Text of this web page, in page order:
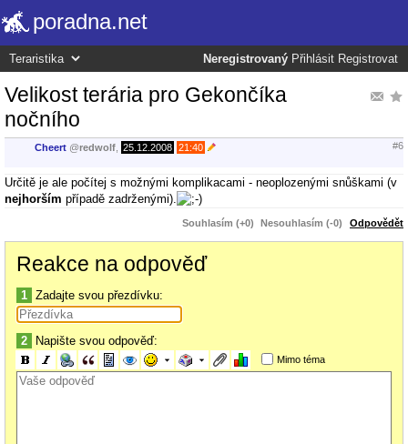
poradna.net
Neregistrovaný Přihlásit Registrovat
Velikost terária pro Gekončíka
nočního
Cheert @redwolf 25.12.2008 21:40 #6
Určitě je ale počítej s možnými komplikacami - neoplozenými snůškami (v
nejhorším případě zadrženými).
Souhlasím (+0) Nesouhlasím (-0) Odpovědět
Reakce na odpověď
1 Zadajte svou přezdívku:
2 Napište svou odpověď:
Mimo téma